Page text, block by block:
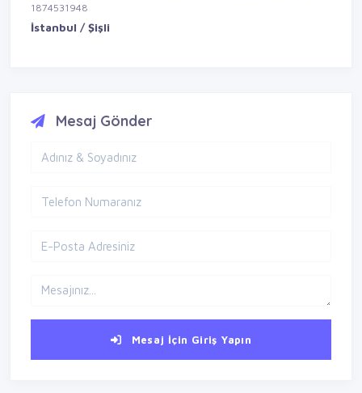
1874531948
İstanbul / Şişli
Mesaj Gönder
Mesaj İçin Giriş Yapın